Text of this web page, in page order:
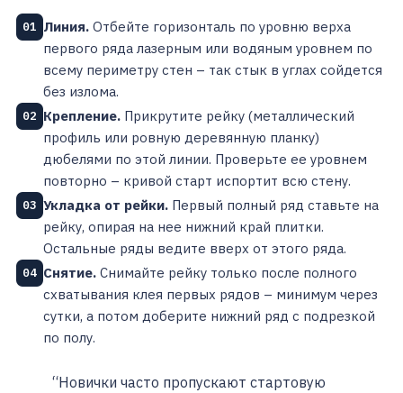
01 Линия. Отбейте горизонталь по уровню верха
первого ряда лазерным или водяным уровнем по
всему периметру стен – так стык в углах сойдется
без излома.
02 Крепление. Прикрутите рейку (металлический
профиль или ровную деревянную планку)
дюбелями по этой линии. Проверьте ее уровнем
повторно – кривой старт испортит всю стену.
03 Укладка от рейки. Первый полный ряд ставьте на
рейку, опирая на нее нижний край плитки.
Остальные ряды ведите вверх от этого ряда.
04 Снятие. Снимайте рейку только после полного
схватывания клея первых рядов – минимум через
сутки, а потом доберите нижний ряд с подрезкой
по полу.
“Новички часто пропускают стартовую